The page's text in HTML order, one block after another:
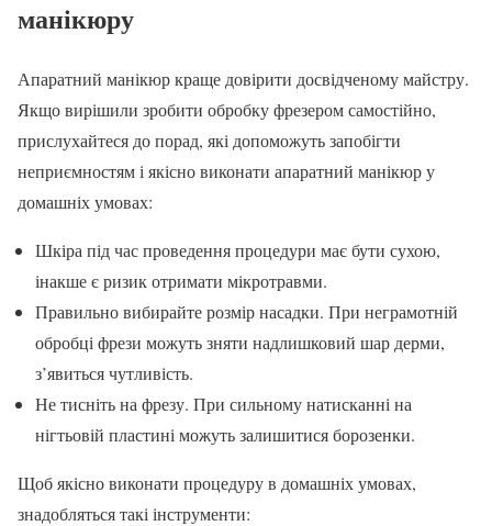
манікюру
Апаратний манікюр краще довірити досвідченому майстру.
Якщо вирішили зробити обробку фрезером самостійно,
прислухайтеся до порад, які допоможуть запобігти
неприємностям і якісно виконати апаратний манікюр у
домашніх умовах:
Шкіра під час проведення процедури має бути сухою,
інакше є ризик отримати мікротравми.
Правильно вибирайте розмір насадки. При неграмотній
обробці фрези можуть зняти надлишковий шар дерми,
з’явиться чутливість.
Не тисніть на фрезу. При сильному натисканні на
нігтьовій пластині можуть залишитися борозенки.
Щоб якісно виконати процедуру в домашніх умовах,
знадобляться такі інструменти: